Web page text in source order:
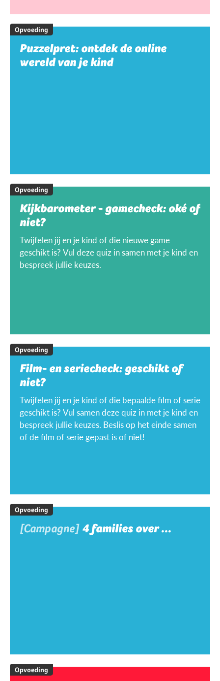
Opvoeding
Puzzelpret: ontdek de online
wereld van je kind
Opvoeding
Kijkbarometer - gamecheck: oké of
niet?
Twijfelen jij en je kind of die nieuwe game
geschikt is? Vul deze quiz in samen met je kind en
bespreek jullie keuzes.
Opvoeding
Film- en seriecheck: geschikt of
niet?
Twijfelen jij en je kind of die bepaalde film of serie
geschikt is? Vul samen deze quiz in met je kind en
bespreek jullie keuzes. Beslis op het einde samen
of de film of serie gepast is of niet!
Opvoeding
[Campagne] 4 families over ...
Opvoeding